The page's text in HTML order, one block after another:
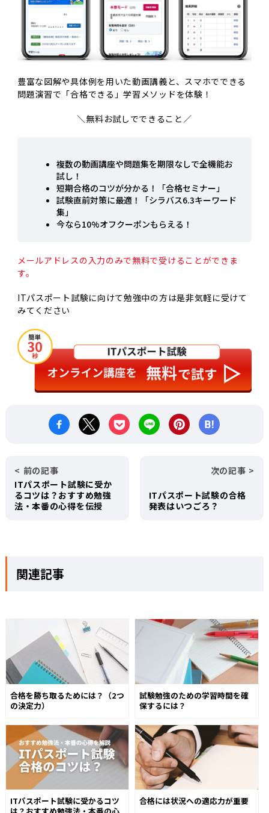
豊富な図解や具体例を用いた動画講義と、スマホでできる
問題演習で「合格できる」学習メソッドを体験！
＼無料お試しでできること／
複数の動画講座や問題集を期限なしで全機能お
試し！
短期合格のコツが分かる！「合格セミナー」
試験直前対策に最適！「シラバス6.3キーワード
集」
今なら10%オフクーポンもらえる！
メールアドレスの入力のみで無料で受けることができま
す。
ITパスポート試験に向けて勉強中の方は是非気軽に受けて
みてください
前の記事
ITパスポート試験に受か
るコツは？おすすめ勉強
法・本番の心得を伝授
次の記事
ITパスポート試験の合格
発表はいつごろ？
関連記事
合格を勝ち取るためには？（2つ
の決定力）
試験勉強のための学習時間を確
保するには？
ITパスポート試験に受かるコツ
合格には状況への適応力が重要